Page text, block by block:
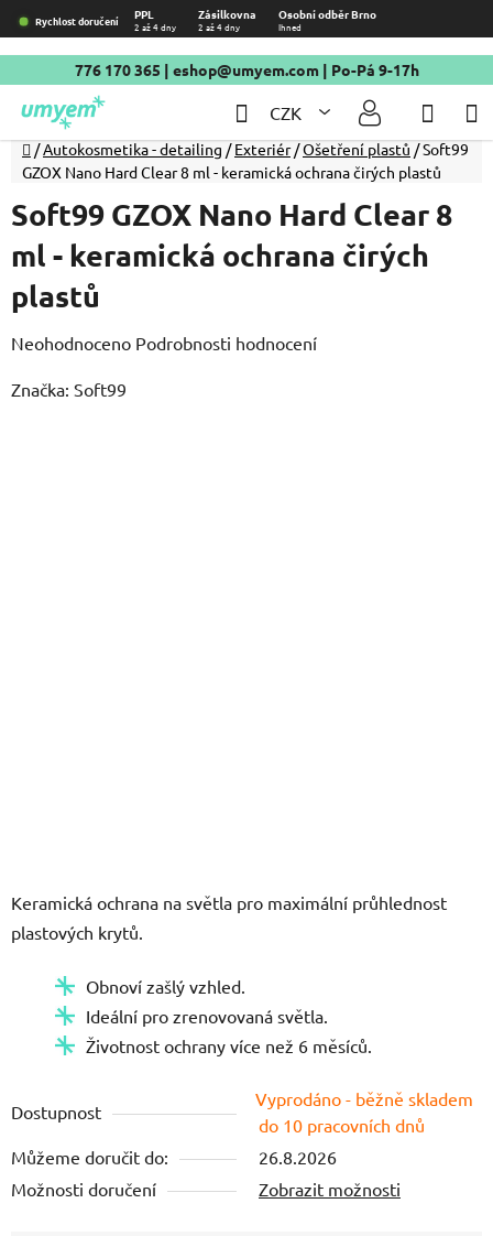
Přejít
na
obsah
Rychlost doručení PPL Zásilkovna Osobní odběr Brno
2 až 4 dny 2 až 4 dny Ihned
776 170 365 | eshop@umyem.com| Po-Pá 9-17h
CZK
Hledat
Domů
/Autokosmetika - detailing / Exteriér /Ošetření plastů /Soft99
GZOX Nano Hard Clear 8 ml - keramická ochrana čirých plastů
Keramická ochrana na světla pro maximální průhlednost
plastových krytů.
Obnoví zašlý vzhled.
Ideální pro zrenovovaná světla.
Životnost ochrany více než 6 měsíců.
Dostupnost
Vyprodáno - běžně skladem
do 10 pracovních dnů
Můžeme doručit do:
26.8.2026
Možnosti doručení
Zobrazit možnosti
Soft99 GZOX Nano Hard Clear 8
ml - keramická ochrana čirých
plastů
Průměrné
produktu
Neohodnoceno Podrobnosti hodnocení
Značka: Soft99